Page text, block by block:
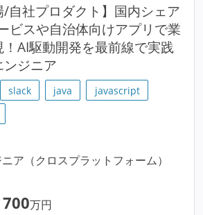
/自社プロダクト】国内シェア
ビスや自治体向けアプリで業
AI駆動開発を最前線で実践
ジニア
slack java
javascript
ア（クロスプラットフォーム）
700万円